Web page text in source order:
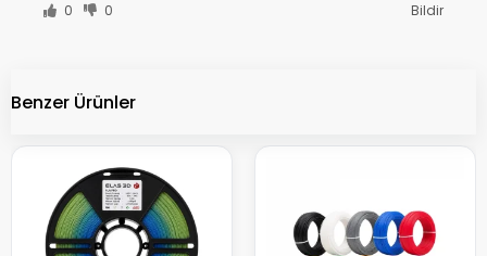
0 0 Bildir
Benzer Ürünler